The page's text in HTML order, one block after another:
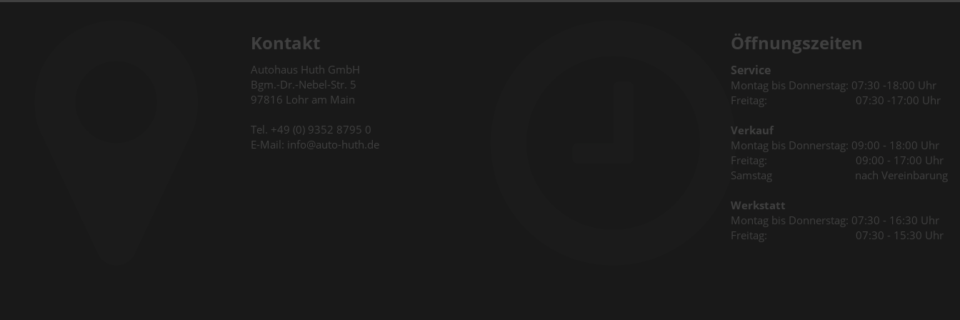
Kontakt
Autohaus Huth GmbH
Bgm.-Dr.-Nebel-Str. 5
97816 Lohr am Main
Tel. +49 (0) 9352 8795 0
E-Mail: info@auto-huth.de
Öffnungszeiten
Service
Montag bis Donnerstag: 07:30 -18:00 Uhr
Freitag: 07:30 -17:00 Uhr
Verkauf
Montag bis Donnerstag: 09:00 - 18:00 Uhr
Freitag: 09:00 - 17:00 Uhr
Samstag nach Vereinbarung
Werkstatt
Montag bis Donnerstag: 07:30 - 16:30 Uhr
Freitag: 07:30 - 15:30 Uhr